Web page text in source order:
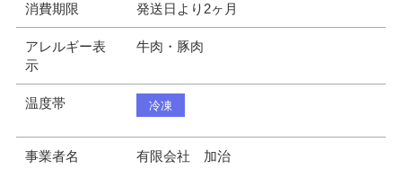
消費期限 発送日より2ヶ月
アレルギー表
示
牛肉・豚肉
温度帯 冷凍
事業者名 有限会社 加治